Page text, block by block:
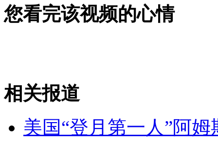
女孩北京地铁殴打老人 痛下狠手拳打脚踢
您看完该视频的心情
相关报道
美国“登月第一人”阿